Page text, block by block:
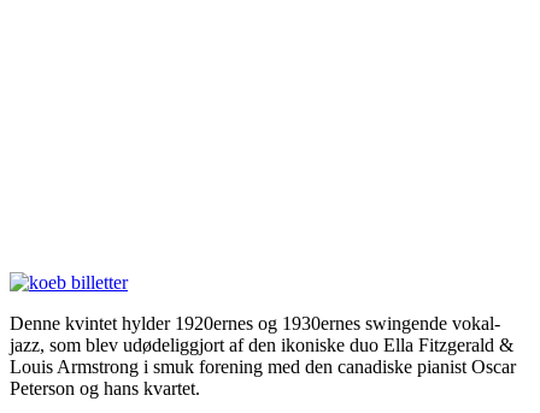
Denne kvintet hylder 1920ernes og 1930ernes swingende vokal-
jazz, som blev udødeliggjort af den ikoniske duo Ella Fitzgerald &
Louis Armstrong i smuk forening med den canadiske pianist Oscar
Peterson og hans kvartet.